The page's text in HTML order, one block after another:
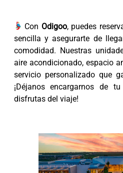
Con Odigoo, puedes
sencilla y asegurarte de
comodidad. Nuestras
aire acondicionado, espacio
servicio personalizado que
¡Déjanos encargarnos de
disfrutas del viaje!